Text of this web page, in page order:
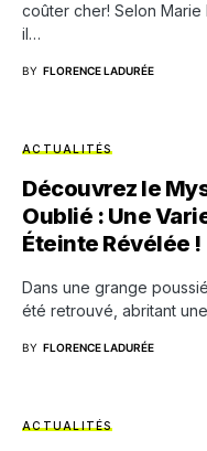
coûter cher! Selon
il…
BY FLORENCE LADURÉE
ACTUALITÉS
Découvrez le
Oublié : Une
Éteinte Révélée !
Dans une grange
été retrouvé, abritant
BY FLORENCE LADURÉE
ACTUALITÉS